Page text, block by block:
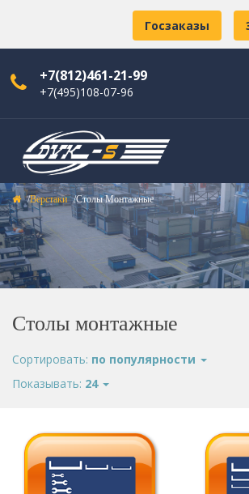
Госзаказы
+7(812)461-21-99
+7(495)108-07-96
Верстаки Столы Монтажные
Столы монтажные
Сортировать: по популярности
Показывать: 24